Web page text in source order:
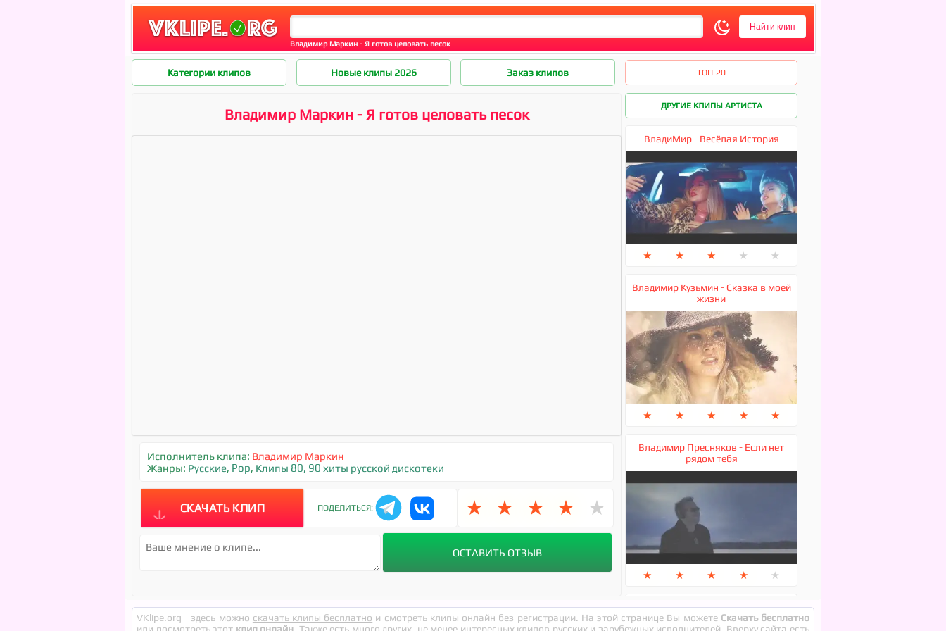
Владимир Маркин - Я готов целовать песок
Категории клипов Новые клипы 2026 Заказ клипов ТОП-20
Владимир Маркин - Я готов целовать песок
Исполнитель клипа: Владимир Маркин
Жанры: Русские, Pop, Клипы 80, 90 хиты русской дискотеки
СКАЧАТЬ КЛИП ПОДЕЛИТЬСЯ: ★ ★ ★ ★ ★
ДРУГИЕ КЛИПЫ АРТИСТА
ВладиМир - Весёлая История
★ ★ ★ ★ ★
Владимир Кузьмин - Сказка в моей
жизни
★ ★ ★ ★ ★
Владимир Пресняков - Если нет
рядом тебя
★ ★ ★ ★ ★
Владимир Ждамиров - А ты прости
меня
VKlipe.org - здесь можно скачать клипы бесплатно и смотреть клипы онлайн без регистрации. На этой странице Вы можете Скачать бесплатно